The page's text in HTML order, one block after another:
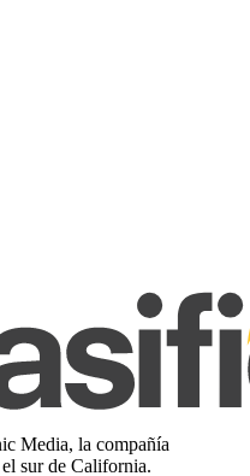
Media, la compañía
sur de California.